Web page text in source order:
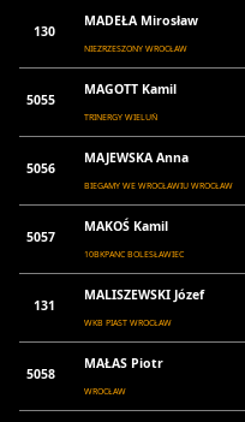
130
MADEŁA Mirosław
NIEZRZESZONY WROCŁAW
5055
MAGOTT Kamil
TRINERGY WIELUŃ
5056
MAJEWSKA Anna
BIEGAMY WE WROCŁAWIU WROCŁAW
5057
MAKOŚ Kamil
10BKPANC BOLESŁAWIEC
131
MALISZEWSKI Józef
WKB PIAST WROCŁAW
5058
MAŁAS Piotr
WROCŁAW